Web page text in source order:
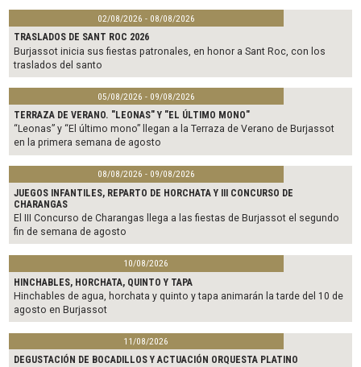
02/08/2026 - 08/08/2026
TRASLADOS DE SANT ROC 2026
Burjassot inicia sus fiestas patronales, en honor a Sant Roc, con los
traslados del santo
05/08/2026 - 09/08/2026
TERRAZA DE VERANO. "LEONAS" Y "EL ÚLTIMO MONO"
“Leonas” y “El último mono” llegan a la Terraza de Verano de Burjassot
en la primera semana de agosto
08/08/2026 - 09/08/2026
JUEGOS INFANTILES, REPARTO DE HORCHATA Y III CONCURSO DE
CHARANGAS
El III Concurso de Charangas llega a las fiestas de Burjassot el segundo
fin de semana de agosto
10/08/2026
HINCHABLES, HORCHATA, QUINTO Y TAPA
Hinchables de agua, horchata y quinto y tapa animarán la tarde del 10 de
agosto en Burjassot
11/08/2026
DEGUSTACIÓN DE BOCADILLOS Y ACTUACIÓN ORQUESTA PLATINO